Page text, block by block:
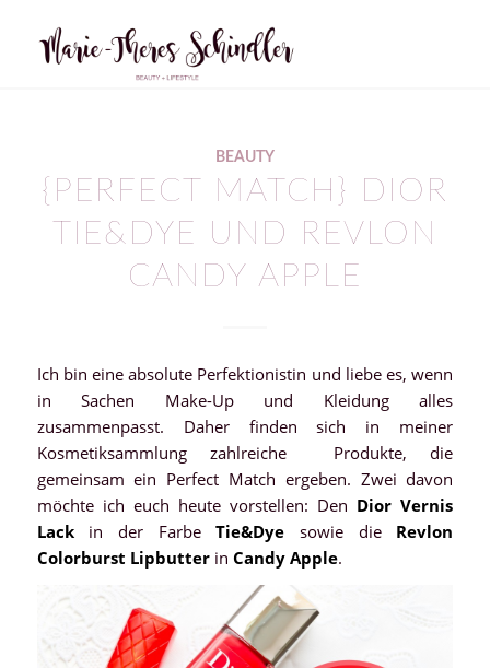
BEAUTY
{PERFECT MATCH} DIOR
TIE&DYE UND REVLON
CANDY APPLE
Ich bin eine absolute Perfektionistin und liebe es, wenn
in Sachen Make-Up und Kleidung alles
zusammenpasst. Daher finden sich in meiner
Kosmetiksammlung zahlreiche Produkte, die
gemeinsam ein Perfect Match ergeben. Zwei davon
möchte ich euch heute vorstellen: Den Dior Vernis
Lack in der FarbeTie&Dye sowie dieRevlon
Colorburst Lipbutterin Candy Apple.